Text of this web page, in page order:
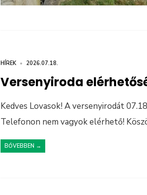
HÍREK • 2026.07.18.
Versenyiroda
Kedves Lovasok! A versenyirodát
Telefonon nem vagyok elérhető!
BŐVEBBEN →